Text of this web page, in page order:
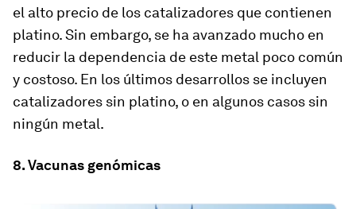
el alto precio de los catalizadores que contienen
platino. Sin embargo, se ha avanzado mucho en
reducir la dependencia de este metal poco común
y costoso. En los últimos desarrollos se incluyen
catalizadores sin platino, o en algunos casos sin
ningún metal.
8. Vacunas genómicas